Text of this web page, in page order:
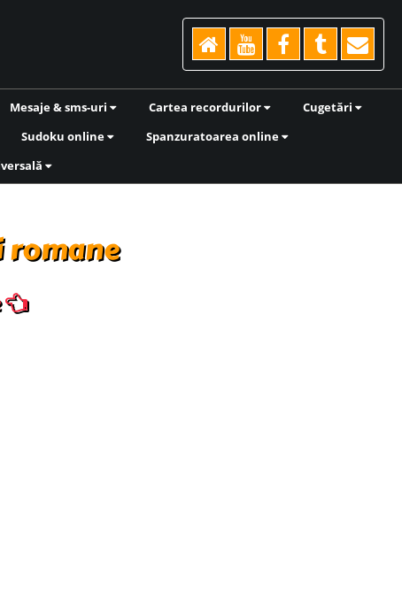
Mesaje & sms-uri Cartea recordurilor
Cugetări
Sudoku online
Spanzuratoarea online